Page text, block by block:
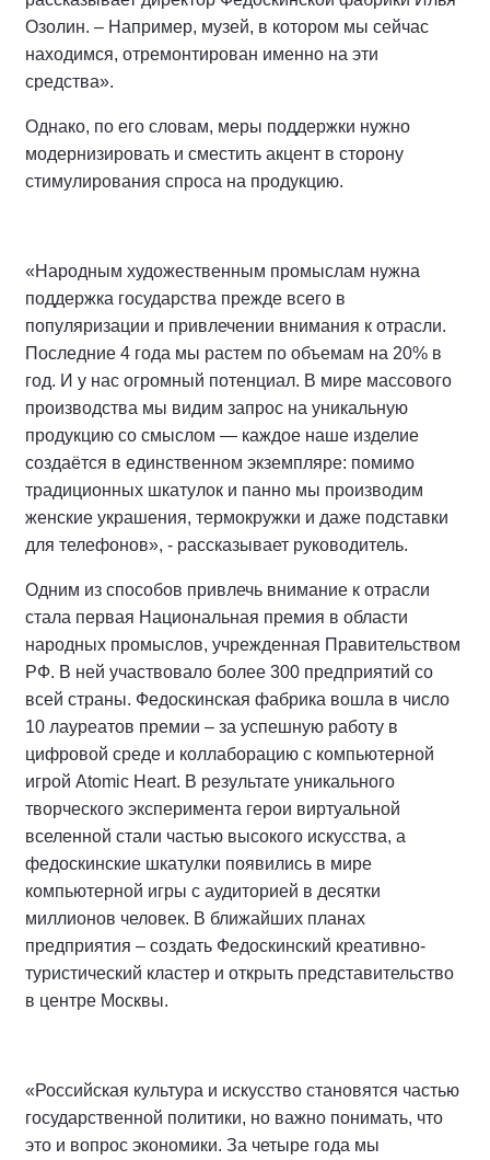
Озолин. – Например, музей, в котором мы сейчас
находимся, отремонтирован именно на эти
средства».
Однако, по его словам, меры поддержки нужно
модернизировать и сместить акцент в сторону
стимулирования спроса на продукцию.
«Народным художественным промыслам нужна
поддержка государства прежде всего в
популяризации и привлечении внимания к отрасли.
Последние 4 года мы растем по объемам на 20% в
год. И у нас огромный потенциал. В мире массового
производства мы видим запрос на уникальную
продукцию со смыслом — каждое наше изделие
создаётся в единственном экземпляре: помимо
традиционных шкатулок и панно мы производим
женские украшения, термокружки и даже подставки
для телефонов», - рассказывает руководитель.
Одним из способов привлечь внимание к отрасли
стала первая Национальная премия в области
народных промыслов, учрежденная Правительством
РФ. В ней участвовало более 300 предприятий со
всей страны. Федоскинская фабрика вошла в число
10 лауреатов премии – за успешную работу в
цифровой среде и коллаборацию с компьютерной
игрой Atomic Heart. В результате уникального
творческого эксперимента герои виртуальной
вселенной стали частью высокого искусства, а
федоскинские шкатулки появились в мире
компьютерной игры с аудиторией в десятки
миллионов человек. В ближайших планах
предприятия – создать Федоскинский креативно-
туристический кластер и открыть представительство
в центре Москвы.
«Российская культура и искусство становятся частью
государственной политики, но важно понимать, что
это и вопрос экономики. За четыре года мы